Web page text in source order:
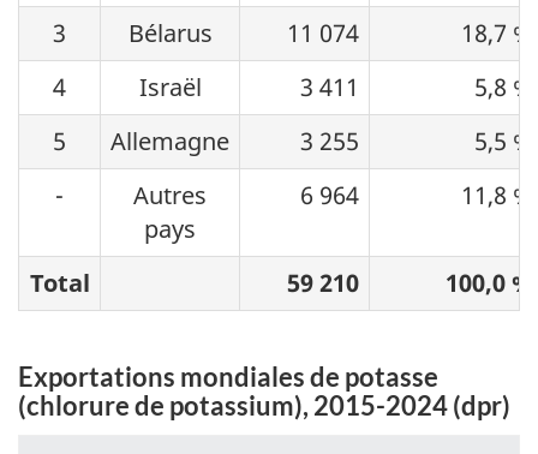
3
Bélarus 11 074
18,7 %
4
Israël 3 411
5,8 %
5
Allemagne 3 255
5,5 %
-
Autres
pays
6 964 11,8 %
Total 59 210 100,0 %
Exportations mondiales de potasse
(chlorure de potassium), 2015-2024 (dpr)